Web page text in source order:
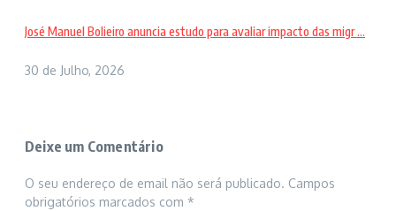
José Manuel Bolieiro anuncia estudo para avaliar impacto das migr ...
30 de Julho, 2026
Deixe um Comentário
O seu endereço de email não será publicado. Campos
obrigatórios marcados com *